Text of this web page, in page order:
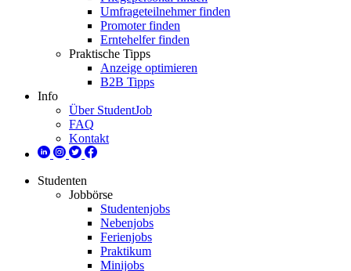
Umfrageteilnehmer finden
Promoter finden
Erntehelfer finden
Praktische Tipps
Anzeige optimieren
B2B Tipps
Info
Über StudentJob
FAQ
Kontakt
Studenten
Jobbörse
Studentenjobs
Nebenjobs
Ferienjobs
Praktikum
Minijobs